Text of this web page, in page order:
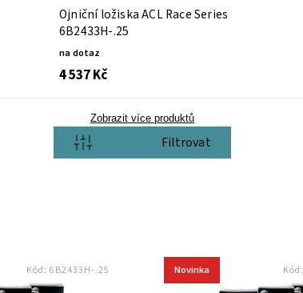
Ojniční ložiska ACL Race Series
6B2433H-.25
na dotaz
4 537 Kč
Zobrazit více produktů
Kód: 6B2433H-.25 Novinka Kód: